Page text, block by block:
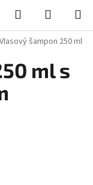
Hľadať
KOŠÍK
Vlasový šampon 250 ml
ml s